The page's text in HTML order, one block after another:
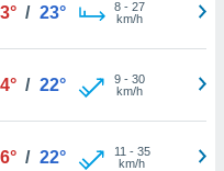
/ 23° 8- 27
km/h
/ 22° 9- 30
km/h
/ 22° 11 - 35
km/h